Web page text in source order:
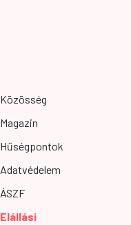
Közösség
Magazin
Hűségpontok
Adatvédelem
ÁSZF
Elállási